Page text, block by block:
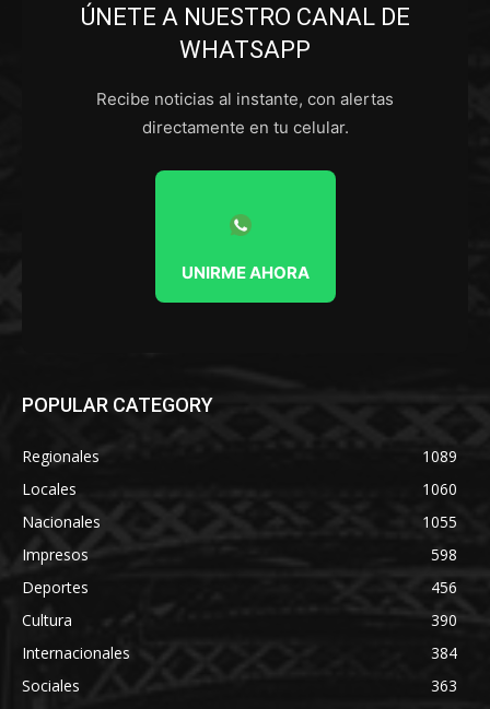
ÚNETE A NUESTRO CANAL DE
WHATSAPP
Recibe noticias al instante, con alertas
directamente en tu celular.
UNIRME AHORA
POPULAR CATEGORY
Regionales
1089
Locales
1060
Nacionales
1055
Impresos
598
Deportes
456
Cultura
390
Internacionales
384
Sociales
363